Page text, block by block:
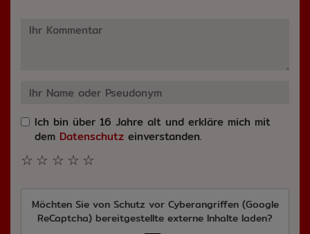
Ich bin über 16 Jahre alt und erkläre mich mit
dem Datenschutz einverstanden.
☆
☆
☆
☆
☆
Möchten Sie von Schutz vor Cyberangriffen (Google
ReCaptcha) bereitgestellte externe Inhalte laden?